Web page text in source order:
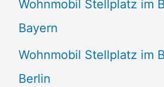
:
Wohnmobil Stellplatz im
Bayern
Wohnmobil Stellplatz im
Berlin